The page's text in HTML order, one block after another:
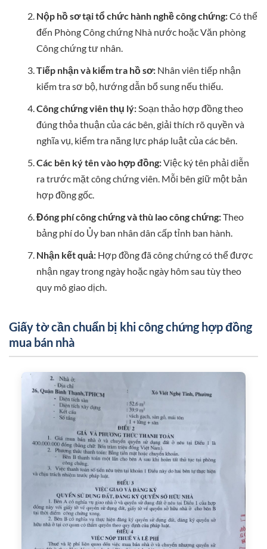
Nộp hồ sơ tại tổ chức hành nghề công chứng:Có thể
đến Phòng Công chứng Nhà nước hoặc Văn phòng
Công chứng tư nhân.
Tiếp nhận và kiểm tra hồ sơ:Nhân viên tiếp nhận
kiểm tra sơ bộ, hướng dẫn bổ sung nếu thiếu.
Công chứng viên thụ lý:Soạn thảo hợp đồng theo
đúng thỏa thuận của các bên, giải thích rõ quyền và
nghĩa vụ, kiểm tra năng lực pháp luật của các bên.
Các bên ký tên vào hợp đồng:Việc ký tên phải diễn
ra trước mặt công chứng viên. Mỗi bên giữ một bản
hợp đồng gốc.
Đóng phí công chứng và thù lao công chứng:Theo
bảng phí do Ủy ban nhân dân cấp tỉnh ban hành.
Nhận kết quả:Hợp đồng đã công chứng có thể được
nhận ngay trong ngày hoặc ngày hôm sau tùy theo
quy mô giao dịch.
Giấy tờ cần chuẩn bị khi công chứng hợp đồng
mua bán nhà